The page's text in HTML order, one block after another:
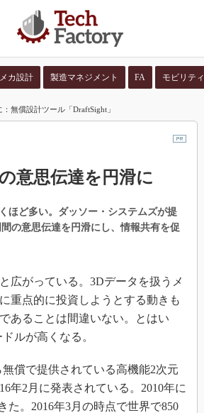
メカ設計 製造マネジメント FA モビリティ
無償設計ツール「DraftSight」
意思伝達を円滑に
ほど多い。ダッソー・システムズが提
の意思伝達を円滑にし、情報共有を促
広がっている。3Dデータを扱うメ
重点的に投資しようとする動きも
あることは間違いない。とはい
ルが高くなる。
償で提供されている高機能2次元
年2月に発表されている。2010年に
。2016年3月の時点で世界で850